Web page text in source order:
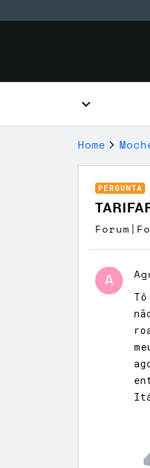
Home
PERGUNTA
A